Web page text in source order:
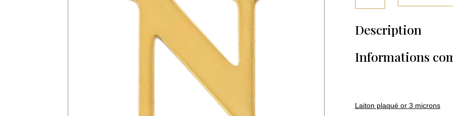
N
Description
Informations
Laiton plaqué or 3 microns